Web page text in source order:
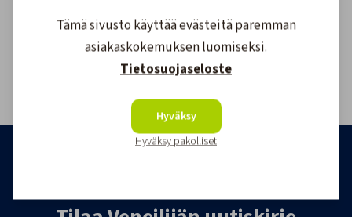
15,30 €
1
Tämä sivusto käyttää evästeitä paremman
asiakaskokemuksen luomiseksi.
Tietosuojaseloste
Hyväksy
Hyväksy pakolliset